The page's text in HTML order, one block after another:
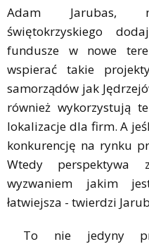
Adam Jarubas,
świętokrzyskiego
fundusze w nowe
wspierać takie
samorządów jak
również wykorzystują
lokalizacje dla firm. A
konkurencję na rynku
Wtedy perspektywa
wyzwaniem jakim
łatwiejsza - twierdzi
To nie jedyny